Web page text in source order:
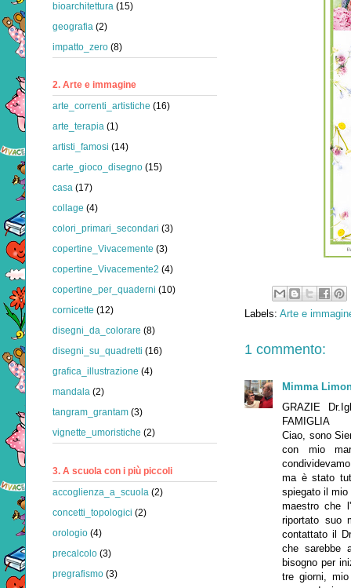
Labels: Arte e
1 commento:
Mimma
GRAZIE
FAMIGLIA
Ciao, sono
con mio
ma è stato
spiegato il
maestro che
riportato suo
contattato il
che sarebbe
bisogno per
tre giorni,
bioarchitettura (15)
geografia (2)
impatto_zero (8)
2. Arte e immagine
arte_correnti_artistiche (16)
arte_terapia (1)
artisti_famosi (14)
carte_gioco_disegno (15)
casa (17)
collage (4)
colori_primari_secondari (3)
copertine_Vivacemente (3)
copertine_Vivacemente2 (4)
copertine_per_quaderni (10)
cornicette (12)
disegni_da_colorare (8)
disegni_su_quadretti (16)
grafica_illustrazione (4)
mandala (2)
tangram_grantam (3)
vignette_umoristiche (2)
3. A scuola con i più piccoli
accoglienza_a_scuola (2)
concetti_topologici (2)
orologio (4)
precalcolo (3)
pregrafismo (3)